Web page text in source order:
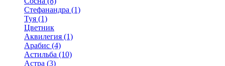
Стефанандра (1)
Туя (1)
Цветник
Аквилегия (1)
Арабис (4)
Астильба (10)
Астра (3)